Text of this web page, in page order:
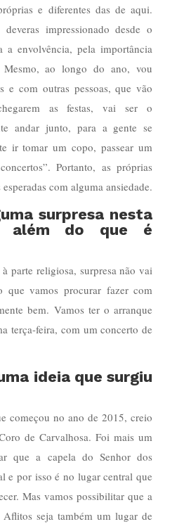
e diferentes das de aqui.
impressionado desde o
envolvência, pela importância
Mesmo, ao longo do ano, vou
e com outras pessoas, que vão
as festas, vai ser o
andar junto, para a gente se
ir tomar um copo, passear um
Portanto, as próprias
com alguma ansiedade.
surpresa nesta
além do que é
parte religiosa, surpresa não vai
que vamos procurar fazer com
bem. Vamos ter o arranque
terça-feira, com um concerto de
ideia que surgiu
começou no ano de 2015, creio
de Carvalhosa. Foi mais um
que a capela do Senhor dos
e por isso é no lugar central que
Mas vamos possibilitar que a
seja também um lugar de